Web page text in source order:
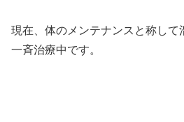
現在、体のメンテナンスと称して
一斉治療中です。